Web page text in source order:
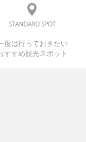
度は行っておきたい
すすめ観光スポット